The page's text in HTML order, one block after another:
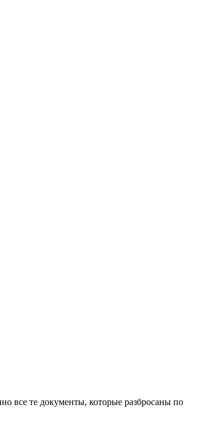
все те документы, которые разбросаны по